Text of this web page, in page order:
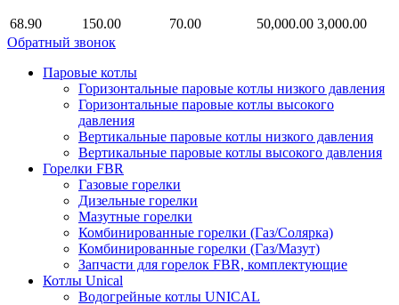
68.90 150.00 70.00 50,000.00 3,000.00
Обратный звонок
Паровые котлы
Горизонтальные паровые котлы низкого давления
Горизонтальные паровые котлы высокого
давления
Вертикальные паровые котлы низкого давления
Вертикальные паровые котлы высокого давления
Горелки FBR
Газовые горелки
Дизельные горелки
Мазутные горелки
Комбинированные горелки (Газ/Солярка)
Комбинированные горелки (Газ/Мазут)
Запчасти для горелок FBR, комплектующие
Котлы Unical
Водогрейные котлы UNICAL